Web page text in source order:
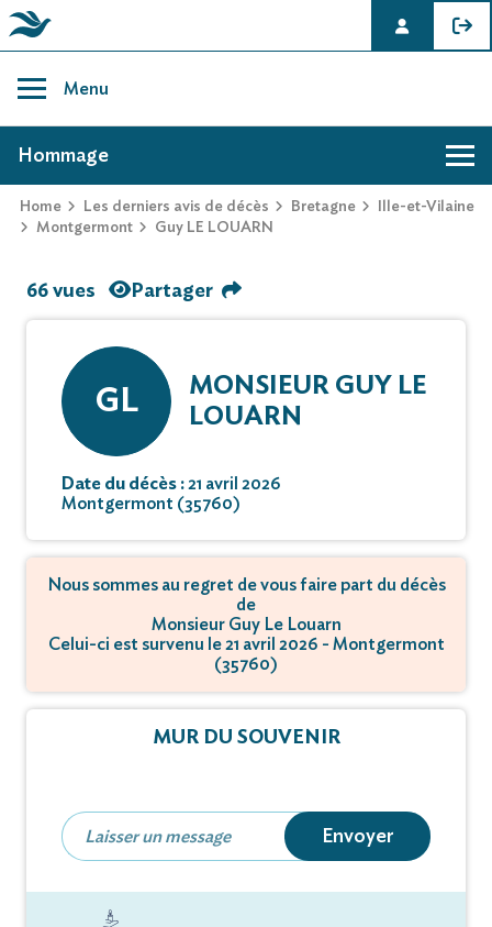
content
Menu
AVIS DE DÉCÈS DE GUY LE LOUARN
Home Les derniers avis de décès Bretagne
Ille-et-Vilaine
Montgermont
Guy LE LOUARN
Hommage
66 vues Partager
GL
MONSIEUR GUY LE
LOUARN
Date du décès :21 avril 2026
Montgermont (35760)
Nous sommes au regret de vous faire part du décès
de
Monsieur Guy Le Louarn
Celui-ci est survenu le 21 avril 2026 - Montgermont
(35760)
MUR DU SOUVENIR
Envoyer